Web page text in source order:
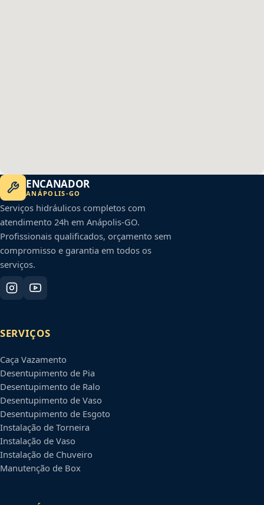
ENCANADOR
ANÁPOLIS-GO
Serviços hidráulicos completos com
atendimento 24h em Anápolis-GO.
Profissionais qualificados, orçamento sem
compromisso e garantia em todos os
serviços.
SERVIÇOS
Caça Vazamento
Desentupimento de Pia
Desentupimento de Ralo
Desentupimento de Vaso
Desentupimento de Esgoto
Instalação de Torneira
Instalação de Vaso
Instalação de Chuveiro
Manutenção de Box